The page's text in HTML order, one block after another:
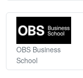
OBS Business
School